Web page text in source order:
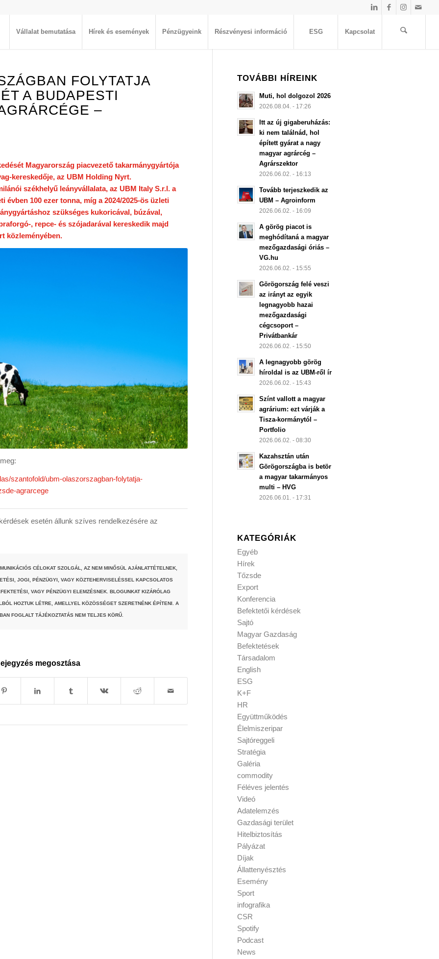
Vállalat bemutatása Hírek és események Pénzügyeink Részvényesi információ ESG Kapcsolat
FOLYTATJA
A BUDAPESTI
–
Magyarország piacvezető takarmánygyártója
kereskedője, az UBM Holding Nyrt.
székhelyű leányvállalata, az UBM Italy S.r.l. a
évben 100 ezer tonna, míg a 2024/2025-ös üzleti
szükséges kukoricával, búzával,
, repce- és szójadarával kereskedik majd
közleményében.
szantofold/ubm-olaszorszagban-folytatja-
agrarcege
esetén állunk szíves rendelkezésére az
CÉLOKAT SZOLGÁL, AZ NEM MINŐSÜL AJÁNLATTÉTELNEK,
JOGI, PÉNZÜGYI, VAGY KÖZTEHERVISELÉSSEL KAPCSOLATOS
VAGY PÉNZÜGYI ELEMZÉSNEK. BLOGUNKAT KIZÁRÓLAG
HOZTUK LÉTRE, AMELLYEL KÖZÖSSÉGET SZERETNÉNK ÉPÍTENI. A
FOGLALT TÁJÉKOZTATÁS NEM TELJES KÖRŰ.
megosztása
TOVÁBBI HÍREINK
Muti, hol dolgozol 2026
2026.08.04. - 17:26
Itt az új gigaberuházás:
ki nem találnád, hol
épített gyárat a nagy
magyar agrárcég –
Agrárszektor
2026.06.02. - 16:13
Tovább terjeszkedik az
UBM – Agroinform
2026.06.02. - 16:09
A görög piacot is
meghódítaná a magyar
mezőgazdasági óriás –
VG.hu
2026.06.02. - 15:55
Görögország felé veszi
az irányt az egyik
legnagyobb hazai
mezőgazdasági
cégcsoport –
Privátbankár
2026.06.02. - 15:50
A legnagyobb görög
híroldal is az UBM-ről ír
2026.06.02. - 15:43
Színt vallott a magyar
agrárium: ezt várják a
Tisza-kormánytól –
Portfolio
2026.06.02. - 08:30
Kazahsztán után
Görögországba is betör
a magyar takarmányos
multi – HVG
2026.06.01. - 17:31
KATEGÓRIÁK
Egyéb
Hírek
Tőzsde
Export
Konferencia
Befektetői kérdések
Sajtó
Magyar Gazdaság
Befektetések
Társadalom
English
ESG
K+F
HR
Együttműködés
Élelmiszeripar
Sajtóreggeli
Stratégia
Galéria
commodity
Féléves jelentés
Videó
Adatelemzés
Gazdasági terület
Hitelbiztosítás
Pályázat
Díjak
Állattenyésztés
Esemény
Sport
infografika
CSR
Spotify
Podcast
News